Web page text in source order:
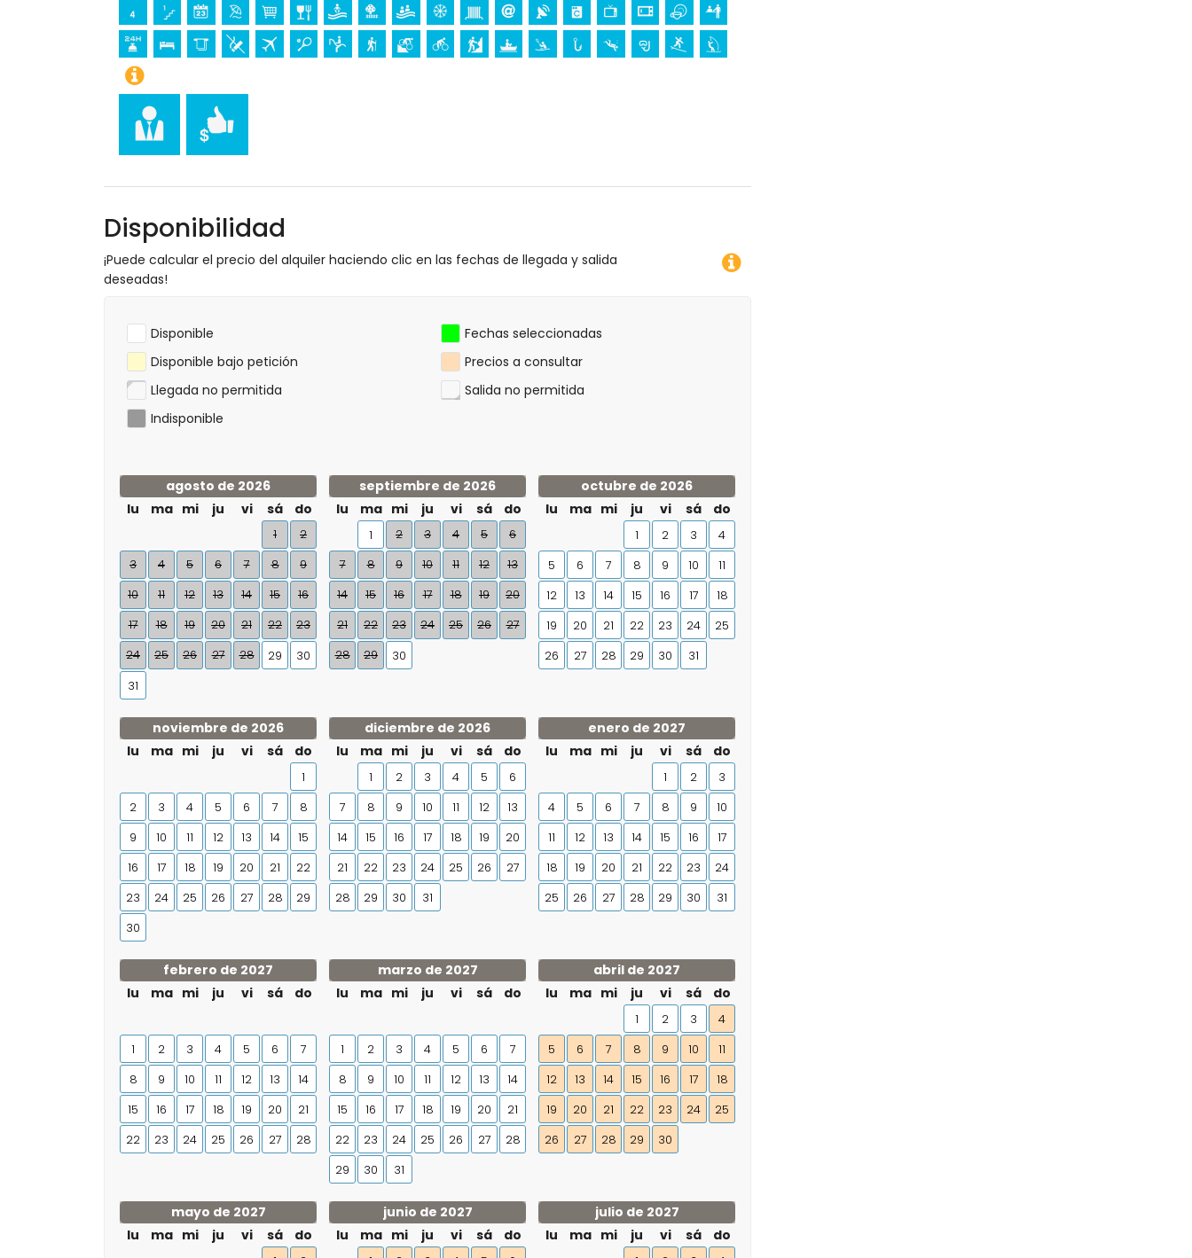
castillo (Castell de Teulada-Moraira), ruina (Torre del Cap d'Or) y monumento (Castell de
Teulada-Moraira) (a menos de 10 kilómetros del alojamiento)
palacio (Palacio Real de Valencia) (a menos de 25 kilómetros del alojamiento)
Deportes
tenis, equitación, senderismo, ciclismo de montaña, ciclismo, piragüismo, kayak, pesca, buceo,
snorkel, surf y windsurf (a menos de 5 kilómetros del apartamento)
golf (Club de Golf Jávea) y esquí acuático (a menos de 10 kilómetros del apartamento)
Disponibilidad
¡Puede calcular el precio del alquiler haciendo clic en las fechas de llegada y salida
deseadas!
Disponible
Fechas seleccionadas
Disponible bajo petición
Precios a consultar
Llegada no permitida
Salida no permitida
Indisponible
agosto de 2026
lu
ma mi ju vi sá do
1
2
3
4 5 6 7 8
9
10
11 12 13 14 15
16
17
18 19 20 21 22
23
24
25 26 27 28 29
30
31
septiembre de 2026
lu
ma mi ju vi sá do
1 2 3 4 5
6
7
8 9 10 11 12
13
14
15 16 17 18 19
20
21
22 23 24 25 26
27
28
29 30
octubre de 2026
lu
ma mi ju vi sá do
1 2 3
4
5
6 7 8 9 10
11
12
13 14 15 16 17
18
19
20 21 22 23 24
25
26
27 28 29 30 31
noviembre de 2026
lu
ma mi ju vi sá do
1
2
3 4 5 6 7
8
9
10 11 12 13 14
15
16
17 18 19 20 21
22
23
24 25 26 27 28
29
30
diciembre de 2026
lu
ma mi ju vi sá do
1 2 3 4 5
6
7
8 9 10 11 12
13
14
15 16 17 18 19
20
21
22 23 24 25 26
27
28
29 30 31
enero de 2027
lu
ma mi ju vi sá do
1 2
3
4
5 6 7 8 9
10
11
12 13 14 15 16
17
18
19 20 21 22 23
24
25
26 27 28 29 30 31
febrero de 2027
lu
ma mi ju vi sá do
1 2 3 4 5 6
7
8
9 10 11 12 13
14
15
16 17 18 19 20
21
22
23 24 25 26 27 28
marzo de 2027
lu
ma mi ju vi sá do
1 2 3 4 5 6
7
8
9 10 11 12 13
14
15
16 17 18 19 20
21
22
23 24 25 26 27
28
29
30 31
abril de 2027
lu
ma mi ju vi sá do
1 2 3
4
5
6 7 8 9 10
11
12
13 14 15 16 17
18
19
20 21 22 23 24
25
26
27 28 29 30
mayo de 2027
lu
ma mi ju vi sá do
junio de 2027
lu
ma mi ju vi sá do
julio de 2027
lu
ma mi ju vi sá do